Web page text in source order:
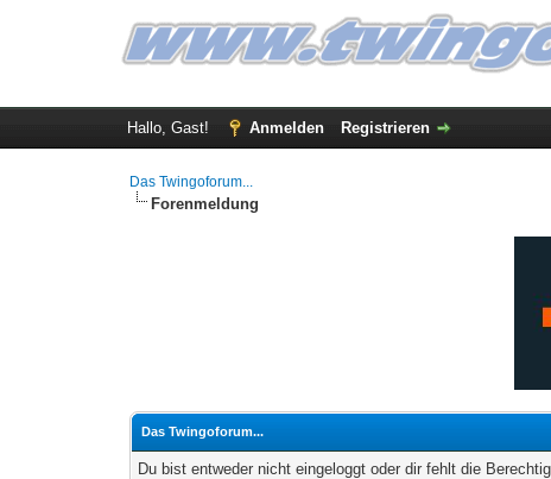
Hallo, Gast! Anmelden Registrieren
Das Twingoforum...
Forenmeldung
Das Twingoforum...
Du bist entweder nicht eingeloggt oder dir fehlt die